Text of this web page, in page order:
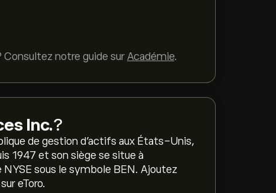
notre guide sur Académie.
Inc.?
de gestion d'actifs aux États-Unis,
1947 et son siège se situe à
sous le symbole BEN. Ajoutez
eToro.